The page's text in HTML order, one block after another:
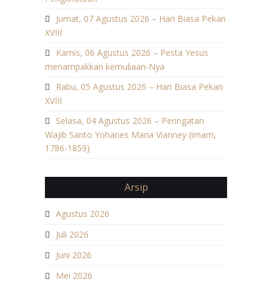
Jumat, 07 Agustus 2026 – Hari Biasa Pekan
XVIII
Kamis, 06 Agustus 2026 – Pesta Yesus
menampakkan kemuliaan-Nya
Rabu, 05 Agustus 2026 – Hari Biasa Pekan
XVIII
Selasa, 04 Agustus 2026 – Peringatan
Wajib Santo Yohanes Maria Vianney (imam,
1786-1859)
Arsip
Agustus 2026
Juli 2026
Juni 2026
Mei 2026